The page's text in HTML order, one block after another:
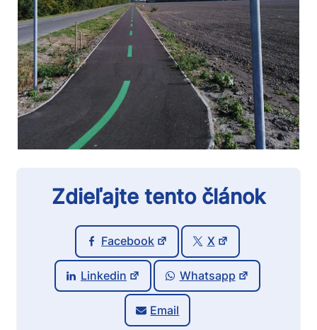
Zdieľajte tento článok
Facebook X
Linkedin Whatsapp
Email